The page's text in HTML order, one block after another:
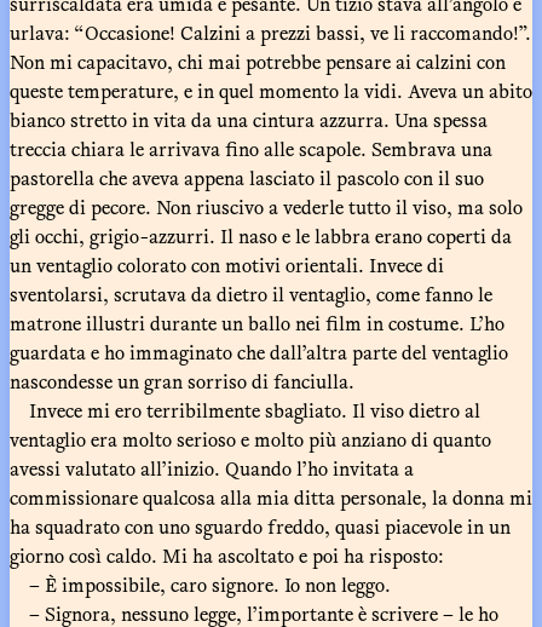
urlava: “Occasione! Calzini a prezzi bassi, ve li raccomando!”.
Non mi capacitavo, chi mai potrebbe pensare ai calzini con
queste temperature, e in quel momento la vidi. Aveva un abito
bianco stretto in vita da una cintura azzurra. Una spessa
treccia chiara le arrivava fino alle scapole. Sembrava una
pastorella che aveva appena lasciato il pascolo con il suo
gregge di pecore. Non riuscivo a vederle tutto il viso, ma solo
gli occhi, grigio-azzurri. Il naso e le labbra erano coperti da
un ventaglio colorato con motivi orientali. Invece di
sventolarsi, scrutava da dietro il ventaglio, come fanno le
matrone illustri durante un ballo nei film in costume. L’ho
guardata e ho immaginato che dall’altra parte del ventaglio
nascondesse un gran sorriso di fanciulla.
Invece mi ero terribilmente sbagliato. Il viso dietro al
ventaglio era molto serioso e molto più anziano di quanto
avessi valutato all’inizio. Quando l’ho invitata a
commissionare qualcosa alla mia ditta personale, la donna mi
ha squadrato con uno sguardo freddo, quasi piacevole in un
giorno così caldo. Mi ha ascoltato e poi ha risposto:
– È impossibile, caro signore. Io non leggo.
– Signora, nessuno legge, l’importante è scrivere – le ho